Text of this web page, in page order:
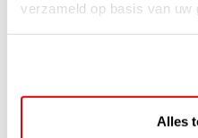
verzameld op basis van
Alles